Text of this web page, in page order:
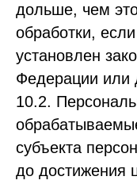
дольше, чем
обработки,
установлен
Федерации или
10.2.
субъекта
до достижения